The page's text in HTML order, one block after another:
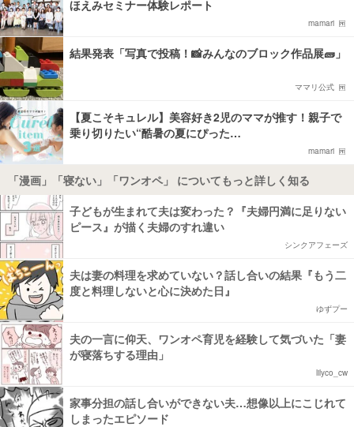
ほえみセミナー体験レポート
mamari
結果発表「写真で投稿！📸みんなのブロック作品展🧱」
ママリ公式
【夏こそキュレル】美容好き2児のママが推す！親子で
乗り切りたい“酷暑の夏にぴった…
mamari
「漫画」「寝ない」「ワンオペ」 についてもっと詳しく知る
子どもが生まれて夫は変わった？『夫婦円満に足りない
ピース』が描く夫婦のすれ違い
シンクアフェーズ
夫は妻の料理を求めていない？話し合いの結果『もう二
度と料理しないと心に決めた日』
ゆずプー
夫の一言に仰天、ワンオペ育児を経験して気づいた「妻
が寝落ちする理由」
lilyco_cw
家事分担の話し合いができない夫…想像以上にこじれて
しまったエピソード